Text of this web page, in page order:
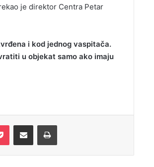
je direktor Centra Petar
i kod jednog vaspitača.
u objekat samo ako imaju